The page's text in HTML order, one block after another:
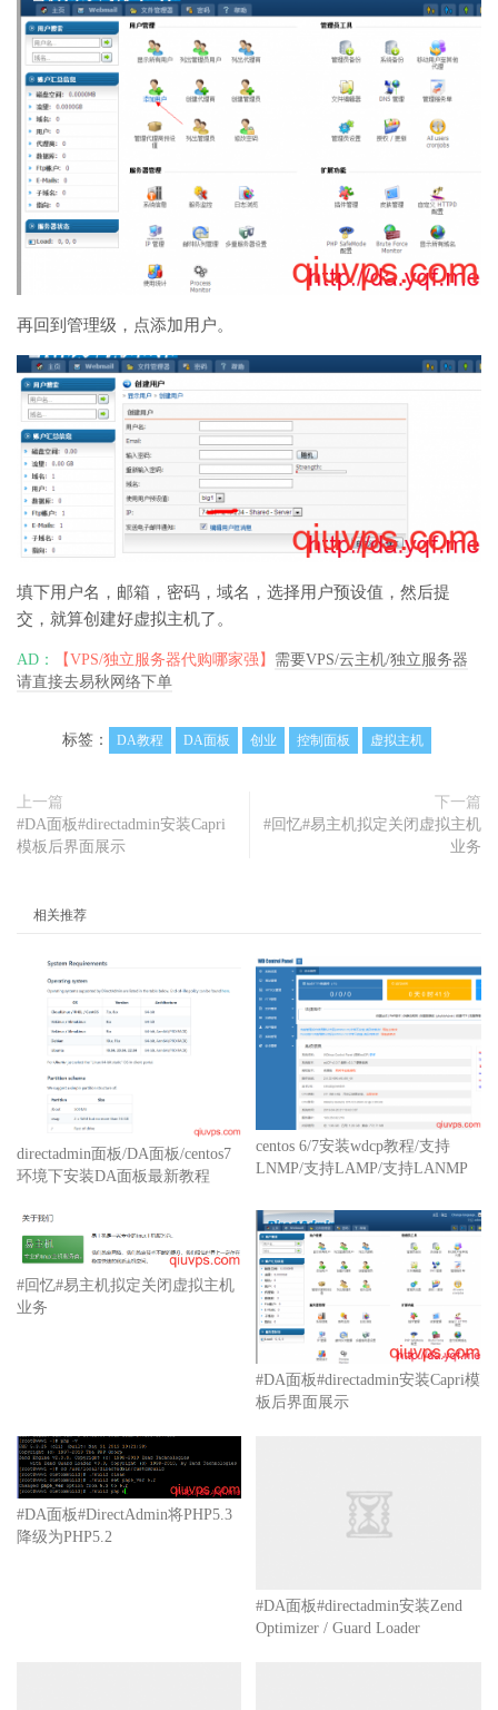
再回到管理级，点添加用户。
填下用户名，邮箱，密码，域名，选择用户预设值，然后提
交，就算创建好虚拟主机了。
AD： 【VPS/独立服务器代购哪家强】 需要VPS/云主机/独立服务器
请直接去易秋网络下单
标签： DA教程 DA面板 创业 控制面板 虚拟主机
上一篇
#DA面板#directadmin安装Capri
模板后界面展示
下一篇
#回忆#易主机拟定关闭虚拟主机
业务
相关推荐
directadmin面板/DA面板/centos7
环境下安装DA面板最新教程
centos 6/7安装wdcp教程/支持
LNMP/支持LAMP/支持LANMP
#回忆#易主机拟定关闭虚拟主机
业务
#DA面板#directadmin安装Capri模
板后界面展示
#DA面板#DirectAdmin将PHP5.3
降级为PHP5.2
#DA面板#directadmin安装Zend
Optimizer / Guard Loader